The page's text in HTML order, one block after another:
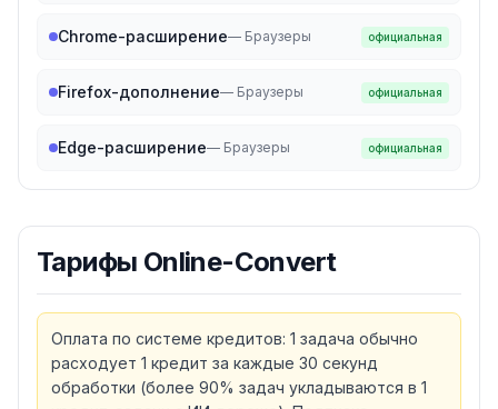
Chrome-расширение— Браузеры официальная
Firefox-дополнение— Браузеры официальная
Edge-расширение— Браузеры официальная
Тарифы Online-Convert
Оплата по системе кредитов: 1 задача обычно
расходует 1 кредит за каждые 30 секунд
обработки (более 90% задач укладываются в 1